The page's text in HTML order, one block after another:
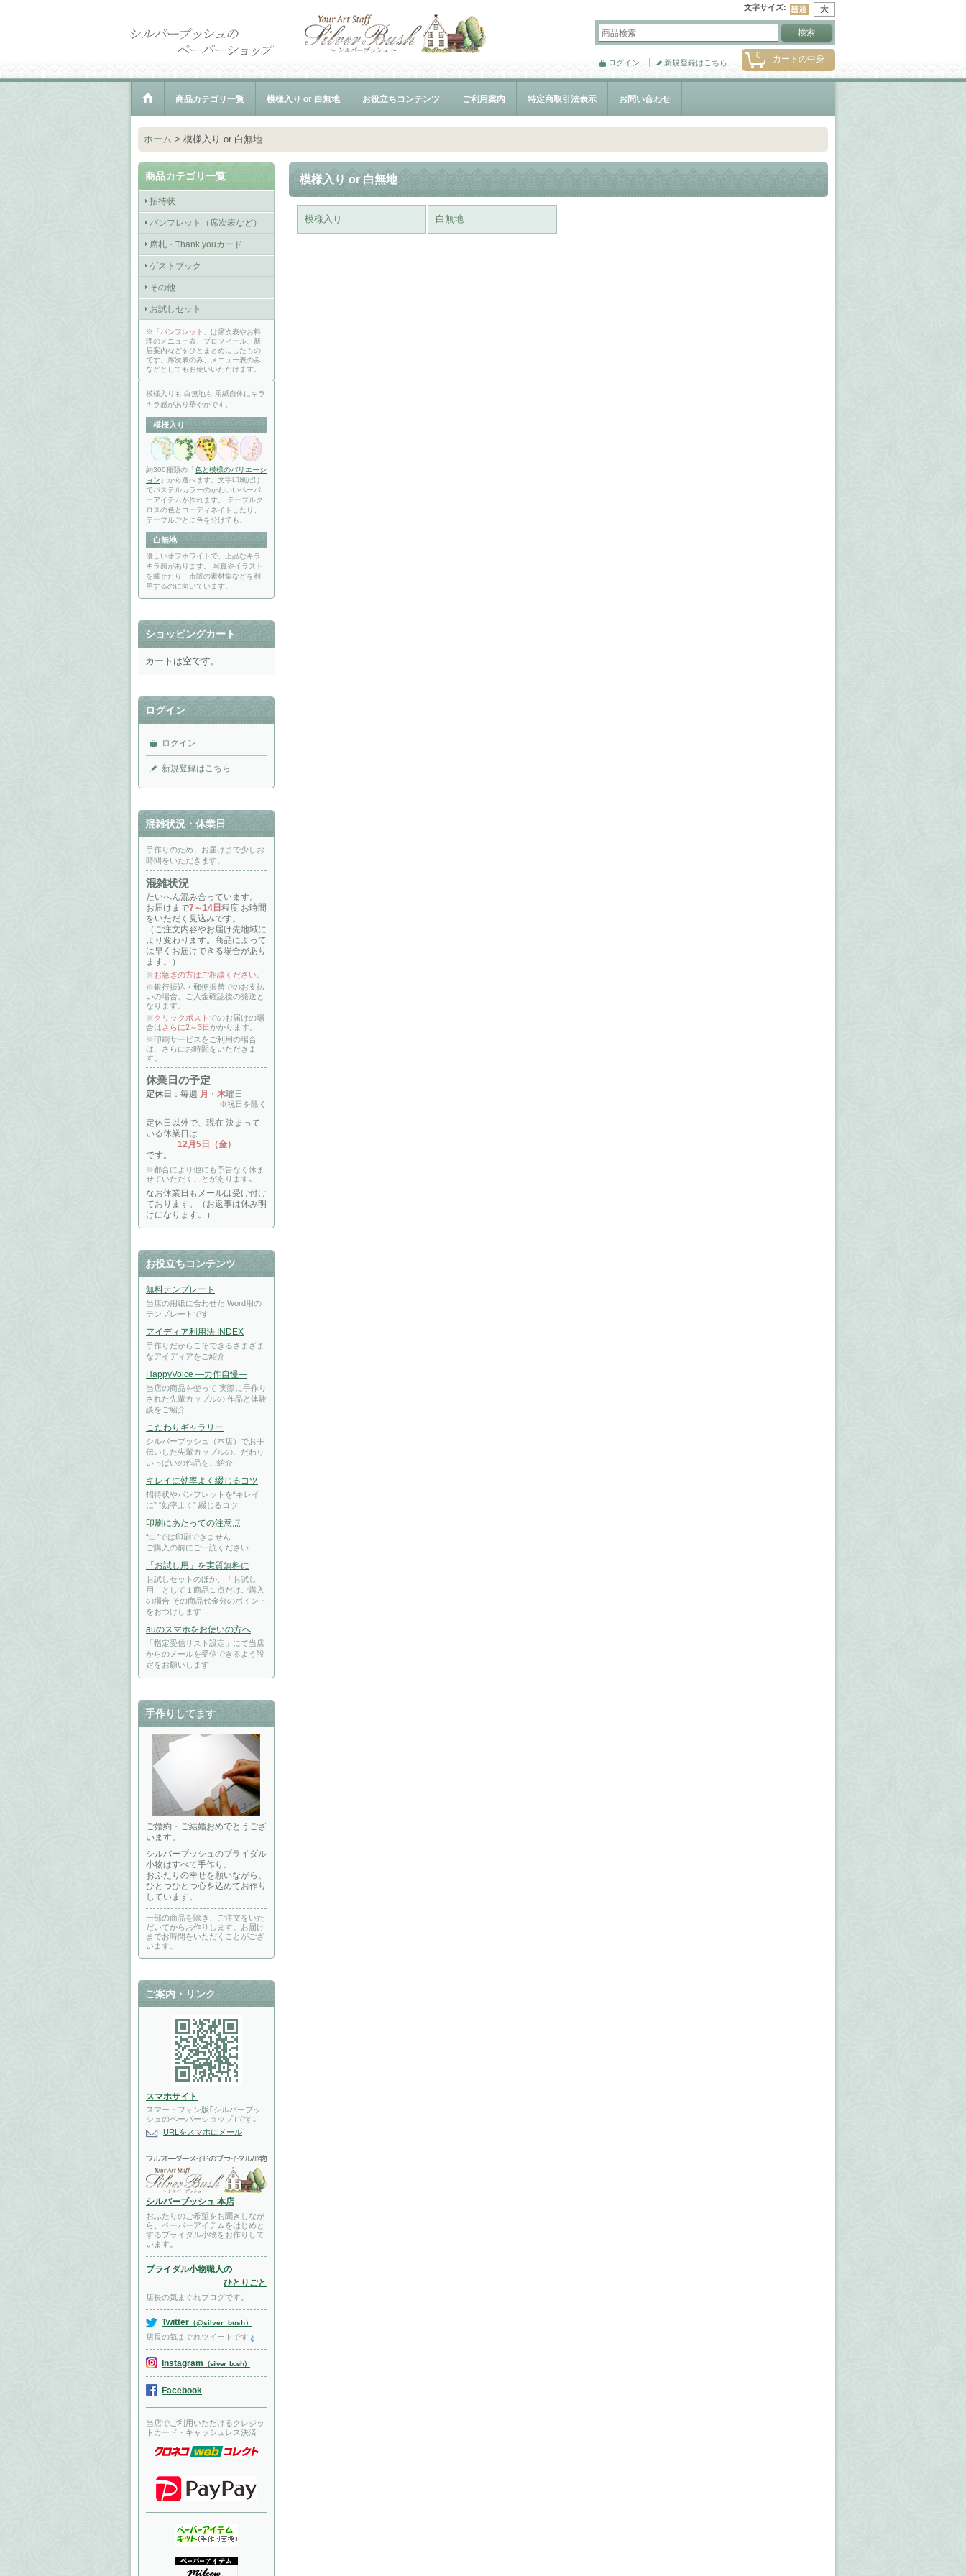
文字サイズ:
0 カートの中身
ログイン 新規登録はこちら
商品カテゴリ一覧 模様入り or 白無地 お役立ちコンテンツ ご利用案内 特定商取引法表示 お問い合わせ
ホーム > 模様入り or 白無地
商品カテゴリ一覧
招待状
パンフレット（席次表など）
席札・Thank youカード
ゲストブック
その他
お試しセット
※「パンフレット 」は席次表やお料
理のメニュー表、プロフィール、新
居案内などをひとまとめにしたもの
です。席次表のみ、メニュー表のみ
などとしてもお使いいただけます。
模様入りも 白無地も 用紙自体にキラ
キラ感があり華やかです。
模様入り
約300種類の「色と模様のバリエーシ
ョン 」から選べます。文字印刷だけ
でパステルカラーのかわいいペーパ
ーアイテムが作れます。 テーブルク
ロスの色とコーディネイトしたり、
テーブルごとに色を分けても。
白無地
優しいオフホワイトで、上品なキラ
キラ感があります。 写真やイラスト
を載せたり、市販の素材集などを利
用するのに向いています。
ショッピングカート
カートは空です。
ログイン
ログイン
新規登録はこちら
混雑状況・休業日
手作りのため、お届けまで少しお
時間をいただきます。
混雑状況
たいへん混み合っています。
お届けまで7～14日 程度 お時間
をいただく見込みです。
（ご注文内容やお届け先地域に
より変わります。商品によって
は早くお届けできる場合があり
ます。）
※お急ぎの方はご相談ください
※銀行振込・郵便振替でのお支払
いの場合、ご入金確認後の発送と
なります。
※クリックポスト でのお届けの場
合はさらに2～3日かかります。
※印刷サービスをご利用の場合
は、さらにお時間をいただきま
す。
休業日の予定
定休日 ：毎週 月 ・ 木曜日
※祝日を除く
定休日以外で、現在 決まって
いる休業日は
12月5日（金）
です。
※都合により他にも予告なく休ま
せていただくことがあります｡
なお休業日も メールは受け付け
ております。（お返事は休み明
けになります。）
お役立ちコンテンツ
無料テンプレート
当店の用紙に合わせた Word用の
テンプレートです
アイディア利用法 INDEX
手作りだからこそできるさまざま
なアイディアをご紹介
HappyVoice ―力作自慢―
当店の商品を使って 実際に手作り
された先輩カップルの 作品と体験
談をご紹介
こだわりギャラリー
シルバーブッシュ（本店）でお手
伝いした先輩カップルのこだわり
いっぱいの作品をご紹介
キレイに効率よく綴じるコツ
招待状やパンフレットを“キレイ
に” “効率よく” 綴じるコツ
印刷にあたっての注意点
“白”では印刷できません
ご購入の前にご一読ください
「お試し用」を実質無料に
お試しセットのほか、「お試し
用」として１商品１点だけご購入
の場合 その商品代金分のポイント
をおつけします
auのスマホをお使いの方へ
「指定受信リスト設定」にて当店
からのメールを受信できるよう設
定をお願いします
手作りしてます
ご婚約・ご結婚おめでとうござ
います。
シルバーブッシュのブライダル
小物はすべて手作り。
おふたりの幸せを願いながら、
ひとつひとつ心を込めてお作り
しています。
一部の商品を除き、ご注文をいた
だいてからお作りします。お届け
までお時間をいただくことがござ
います。
ご案内・リンク
スマホサイト
スマートフォン版｢シルバーブッ
シュのペーパーショップ｣です｡
URLをスマホにメール
シルバーブッシュ 本店
おふたりのご希望をお聞きしなが
ら、ペーパーアイテムをはじめと
するブライダル小物をお作りして
います。
ブライダル小物職人の
ひとりごと
店長の気まぐれブログです。
Twitter （@silver_bush）
店長の気まぐれツイートです
Instagram （silver_bush）
Facebook
当店でご利用いただけるクレジッ
トカード・キャッシュレス決済
模様入り or 白無地
模様入り 白無地